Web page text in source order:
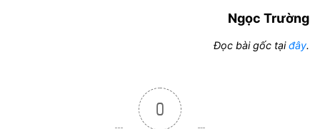
Ngọc Trường
Đọc bài gốc tạiđây.
0